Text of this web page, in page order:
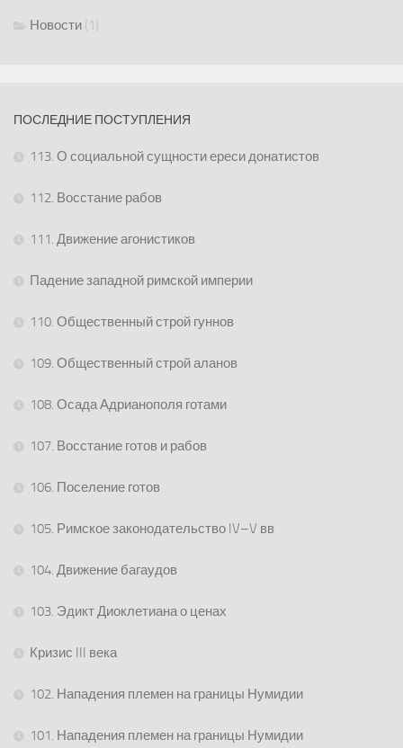
Новости (1)
ПОСЛЕДНИЕ ПОСТУПЛЕНИЯ
113. О социальной сущности ереси донатистов
112. Восстание рабов
111. Движение агонистиков
Падение западной римской империи
110. Общественный строй гуннов
109. Общественный строй аланов
108. Осада Адрианополя готами
107. Восстание готов и рабов
106. Поселение готов
105. Римское законодательство IV–V вв
104. Движение багаудов
103. Эдикт Диоклетиана о ценах
Кризис III века
102. Нападения племен на границы Нумидии
101. Нападения племен на границы Нумидии